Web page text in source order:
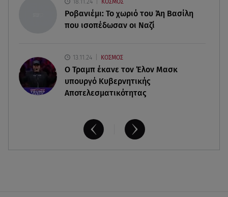
Διακοπές στην Κρήτη κάνει ο πρωθυπουργός
Ροβανιέμι: Το χωριό του Άη Βασίλη
που ισοπέδωσαν οι Ναζί
13.11.24 ΚΟΣΜΟΣ
O Τραμπ έκανε τον Έλον Μασκ
υπουργό Κυβερνητικής
Αποτελεσματικότητας